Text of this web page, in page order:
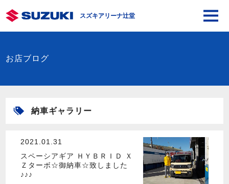
スズキアリーナ辻堂
お店ブログ
納車ギャラリー
2021.01.31
スペーシアギア ＨＹＢＲＩＤ Ｘ
Ｚターボ☆御納車☆致しました
♪♪♪